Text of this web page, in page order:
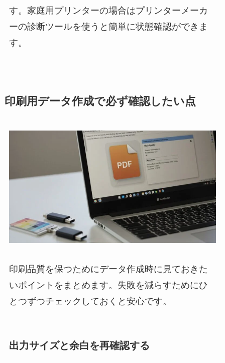
す。家庭用プリンターの場合はプリンターメーカ
ーの診断ツールを使うと簡単に状態確認ができま
す。
印刷用データ作成で必ず確認したい点
印刷品質を保つためにデータ作成時に見ておきた
いポイントをまとめます。失敗を減らすためにひ
とつずつチェックしておくと安心です。
出力サイズと余白を再確認する